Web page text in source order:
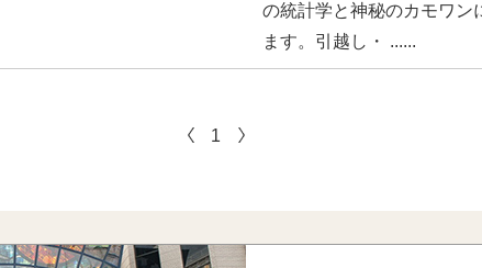
の統計学と神秘のカモワン
ます。引越し・ ......
1